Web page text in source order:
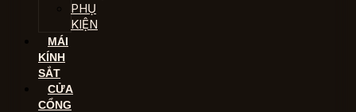
PHỤ
KIỆN
MÁI
KÍNH
SẮT
CỬA
CỔNG